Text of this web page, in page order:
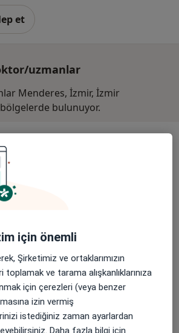
et
uzmanlar
Menderes, İzmir, İzmir
bölgelerde bulunuyor.
Arıcı
çene cerrahisi
Cüneytbey mah. İbrahim Turan cad. No:131 / A, İzmir
için önemli
Şirketimiz ve ortaklarımızın
ve tarama alışkanlıklarınıza
için çerezleri (veya benzer
izin vermiş
istediğiniz zaman ayarlardan
Daha fazla bilgi için